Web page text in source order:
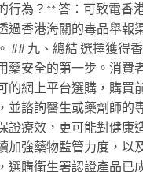
行為？** 答：可致電香
過香港海關的毒品舉報
## 九、總結 選擇獲得
藥安全的第一步。消費
的網上平台選購，購買
並諮詢醫生或藥劑師的
證療效，更可能對健康
加強藥物監管力度，以
選購衛生署認證產品已